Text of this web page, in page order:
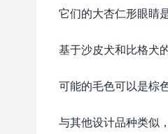
它们的大杏仁形眼睛
基于沙皮犬和比格犬
可能的毛色可以是棕
与其他设计品种类似